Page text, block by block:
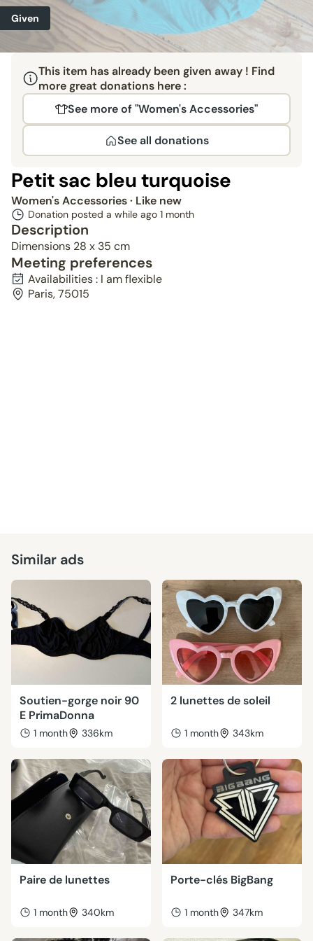
Given
This item has already been given away ! Find
more great donations here :
See more of "Women's Accessories"
See all donations
Petit sac bleu turquoise
Women's Accessories· Like new
Donation posted a while ago 1 month
Description
Dimensions 28 x 35 cm
Meeting preferences
Availabilities : I am flexible
Paris, 75015
Similar ads
Soutien-gorge noir 90
E PrimaDonna
1 month 336km
2 lunettes de soleil
1 month 343km
Paire de lunettes
1 month 340km
Porte-clés BigBang
1 month 347km